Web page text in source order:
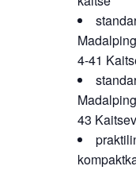
4-41
43